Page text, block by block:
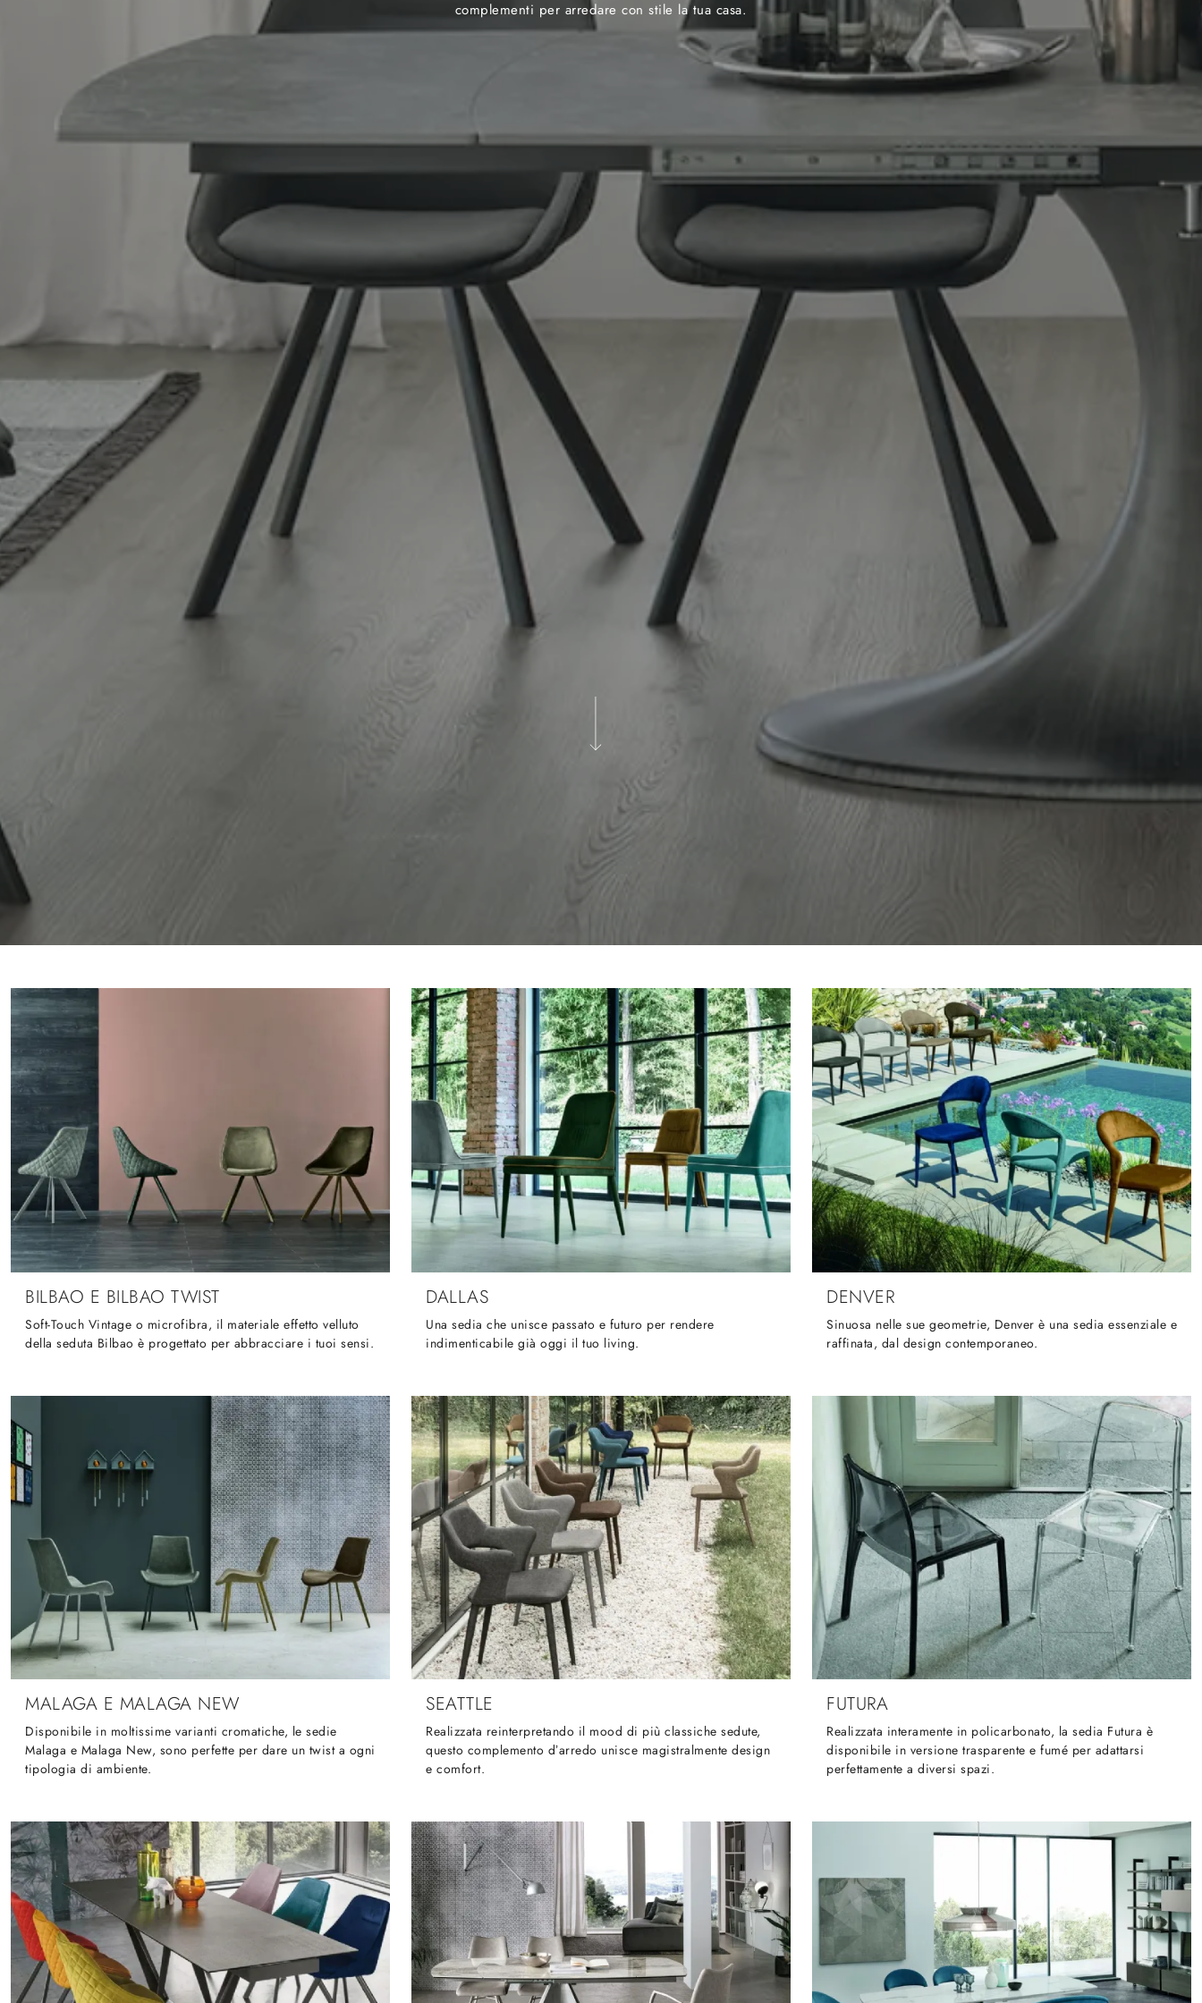
complementi per arredare con stile la tua casa.
BILBAO E BILBAO TWIST
Soft-Touch Vintage o microfibra, il materiale effetto velluto
della seduta Bilbao è progettato per abbracciare i tuoi sensi.
DALLAS
Una sedia che unisce passato e futuro per rendere
indimenticabile già oggi il tuo living.
DENVER
Sinuosa nelle sue geometrie, Denver è una sedia essenziale e
raffinata, dal design contemporaneo.
MALAGA E MALAGA NEW
Disponibile in moltissime varianti cromatiche, le sedie
Malaga e Malaga New, sono perfette per dare un twist a ogni
tipologia di ambiente.
SEATTLE
Realizzata reinterpretando il mood di più classiche sedute,
questo complemento d’arredo unisce magistralmente design
e comfort.
FUTURA
Realizzata interamente in policarbonato, la sedia Futura è
disponibile in versione trasparente e fumé per adattarsi
perfettamente a diversi spazi.